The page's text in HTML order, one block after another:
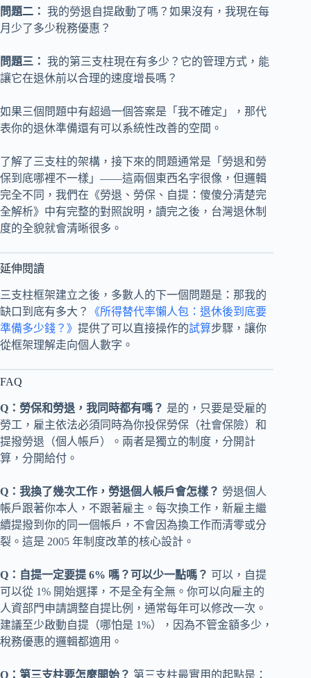
問題二： 我的勞退自提啟動了嗎？如果沒有，我現在每
月少了多少稅務優惠？
問題三： 我的第三支柱現在有多少？它的管理方式，能
讓它在退休前以合理的速度增長嗎？
如果三個問題中有超過一個答案是「我不確定」，那代
表你的退休準備還有可以系統性改善的空間。
了解了三支柱的架構，接下來的問題通常是「勞退和勞
保到底哪裡不一樣」——這兩個東西名字很像，但邏輯
完全不同，我們在《勞退、勞保、自提：傻傻分清楚完
全解析》中有完整的對照說明，讀完之後，台灣退休制
度的全貌就會清晰很多。
延伸閱讀
三支柱框架建立之後，多數人的下一個問題是：那我的
缺口到底有多大？
《所得替代率懶人包：退休後到底要
準備多少錢？》 提供了可以直接操作的試算步驟，讓你
從框架理解走向個人數字。
FAQ
Q：勞保和勞退，我同時都有嗎？ 是的，只要是受雇的
勞工，雇主依法必須同時為你投保勞保（社會保險）和
提撥勞退（個人帳戶）。兩者是獨立的制度，分開計
算，分開給付。
Q：我換了幾次工作，勞退個人帳戶會怎樣？ 勞退個人
帳戶跟著你本人，不跟著雇主。每次換工作，新雇主繼
續提撥到你的同一個帳戶，不會因為換工作而清零或分
裂。這是 2005 年制度改革的核心設計。
Q：自提一定要提 6% 嗎？可以少一點嗎？ 可以，自提
可以從 1% 開始選擇，不是全有全無。你可以向雇主的
人資部門申請調整自提比例，通常每年可以修改一次。
建議至少啟動自提（哪怕是 1%），因為不管金額多少，
稅務優惠的邏輯都適用。
Q：第三支柱要怎麼開始？ 第三支柱最實用的起點是：